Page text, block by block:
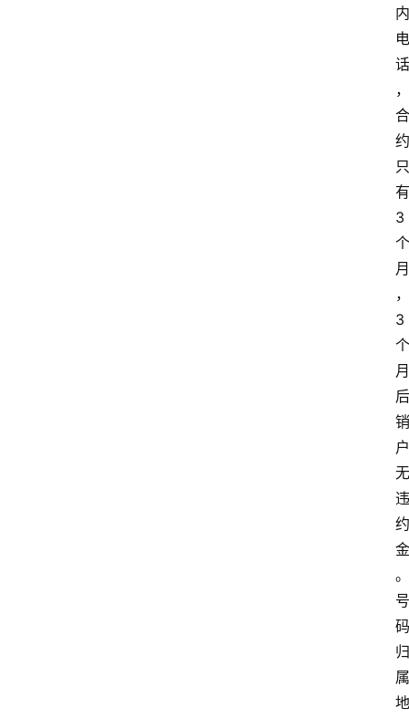
内
电
话
，
合
约
只
有
3
个
月
，
3
个
月
后
销
户
无
违
约
金
。
号
码
归
属
地